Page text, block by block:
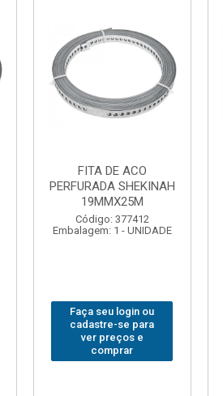
FITA DE ACO
PERFURADA SHEKINAH
19MMX25M
Código: 377412
Embalagem: 1 - UNIDADE
Faça seu login ou
cadastre-se para
ver preços e
comprar